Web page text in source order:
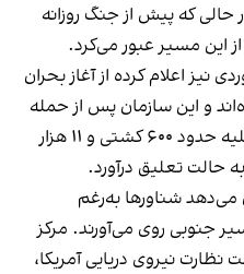
حالی که پیش از جنگ روزانه
نیز اعلام کرده از آغاز بحران
شده‌اند و این سازمان پس از حمله
به کشتی سنگاپوری، عملیات تخلیه حدود ۶۰۰ کشتی و ۱۱ هزار
حالت تعلیق درآورد.
می‌دهد شناورها به‌رغم
جنوبی روی می‌آورند. مرکز
نظارت نیروی دریایی آمریکا،